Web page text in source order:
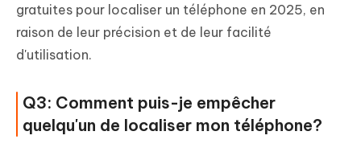
gratuites pour localiser un téléphone en 2025, en
raison de leur précision et de leur facilité
d'utilisation.
Q3: Comment puis-je empêcher
quelqu'un de localiser mon téléphone?